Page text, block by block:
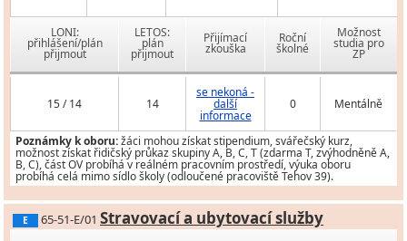
LONI:
přihlášení/plán
přijmout
LETOS:
plán
přijmout
Přijímací
zkouška
Roční
školné
Možnost
studia pro
ZP
15 / 14 14
se nekoná -
další
informace
0 Mentálně
Poznámky k oboru:žáci mohou získat stipendium, svářečský kurz,
možnost získat řidičský průkaz skupiny A, B, C, T (zdarma T, zvýhodněně A,
B, C), část OV probíhá v reálném pracovním prostředí, výuka oboru
probíhá celá mimo sídlo školy (odloučené pracoviště Tehov 39).
E 65-51-E/01 Stravovací a ubytovací služby